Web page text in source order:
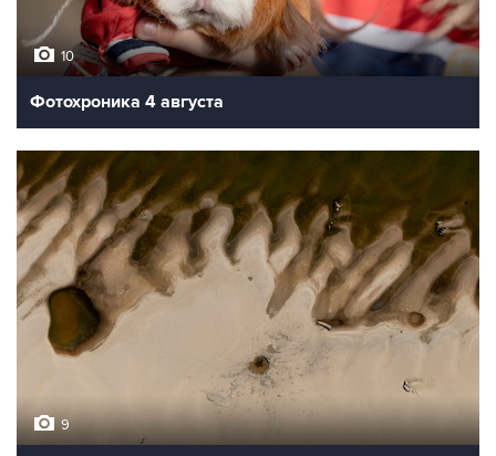
10
Фотохроника 4 августа
9